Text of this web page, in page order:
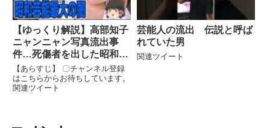
【ゆっくり解説】高部知子
ニャンニャン写真流出事
件…死傷者を出した昭和芸
能の大騒動の真相 【干さ
れた芸能人】
【あらすじ】 〇チャンネル登録
はこちらからお待ちしています。
関連ツイート
芸能人の流出 伝説と呼ば
れていた男
関連ツイート